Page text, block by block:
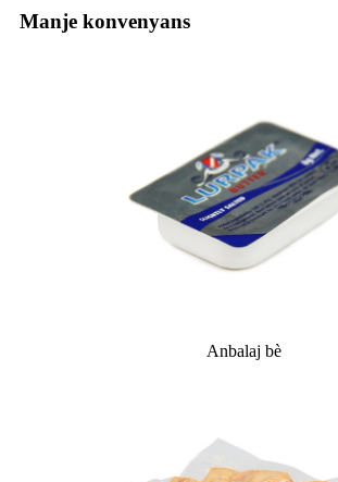
Manje konvenyans
Anbalaj bè